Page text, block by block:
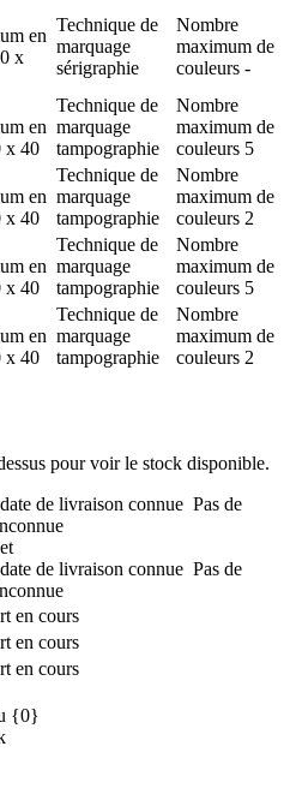
en
x
Technique de
marquage
sérigraphie
Nombre
maximum de
couleurs -
en
x 40
Technique de
marquage
tampographie
Nombre
maximum de
couleurs 5
en
x 40
Technique de
marquage
tampographie
Nombre
maximum de
couleurs 2
en
x 40
Technique de
marquage
tampographie
Nombre
maximum de
couleurs 5
en
x 40
Technique de
marquage
tampographie
Nombre
maximum de
couleurs 2
pour voir le stock disponible.
de livraison connue Pas de
de livraison connue Pas de
en cours
en cours
en cours
{0}